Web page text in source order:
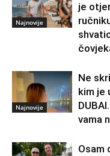
Najnovije
je
Najnovije
Ne
kim je
vama
Osam